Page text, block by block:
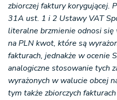
zbiorczej faktury korygującej.
31A ust. 1 i 2 Ustawy VAT
literalne brzmienie odnosi się
na PLN kwot, które są
fakturach, jednakże w ocenie
analogiczne stosowanie tych
wyrażonych w walucie obcej
tym także zbiorczych